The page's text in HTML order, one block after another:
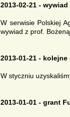
2013-02-21 -
W serwisie Polskiej
wywiad z prof.
2013-01-21 -
W styczniu
2013-01-01 - grant